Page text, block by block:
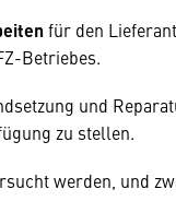
für den
Betriebes.
und
zu stellen.
werden, und